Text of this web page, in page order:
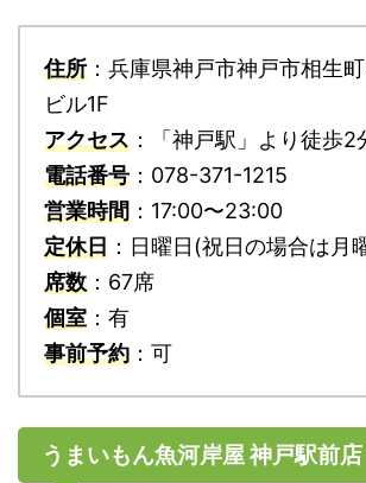
住所 ：兵庫県神戸市神戸市相生
ビル1F
アクセス ：「神戸駅」より徒歩2
電話番号 ：078-371-1215
営業時間 ：17:00〜23:00
定休日 ：日曜日(祝日の場合は月
席数 ：67席
個室 ：有
事前予約 ：可
うまいもん魚河岸屋 神戸駅前店